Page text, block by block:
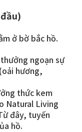
ở bờ bắc hồ.
ngoạn sự
hương,
thức kem
Natural Living
đây, tuyến
hồ.